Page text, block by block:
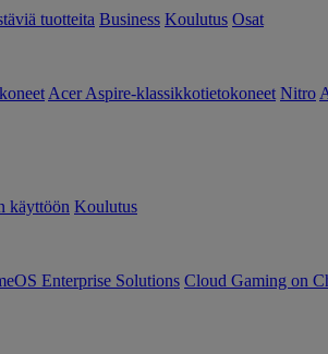
tuotteita Business Koulutus Osat
Acer Aspire-klassikkotietokoneet Nitro
käyttöön Koulutus
Enterprise Solutions Cloud Gaming on